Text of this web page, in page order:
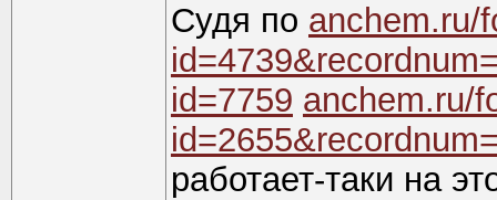
Судя по anchem.ru/
id=7759 anchem.ru/
работает-таки на